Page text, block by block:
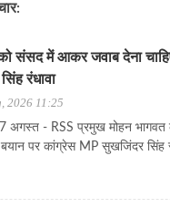
संसद में आकर जवाब देना
रंधावा
2026 11:25
7 अगस्त - RSS प्रमुख मोहन
बयान पर कांग्रेस MP सुखजिंदर सिंह